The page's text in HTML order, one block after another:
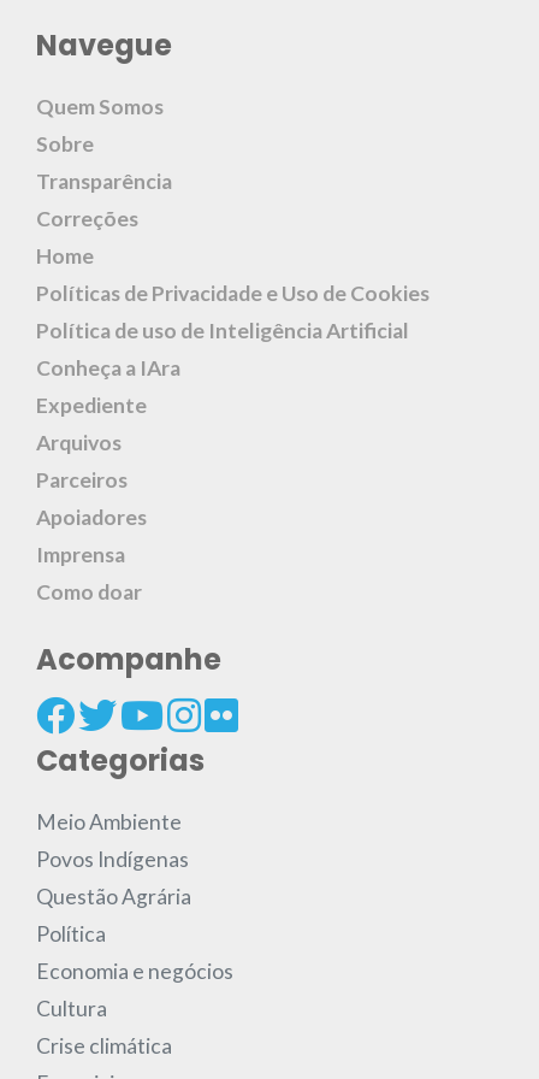
Navegue
Quem Somos
Sobre
Transparência
Correções
Home
Políticas de Privacidade e Uso de Cookies
Política de uso de Inteligência Artificial
Conheça a IAra
Expediente
Arquivos
Parceiros
Apoiadores
Imprensa
Como doar
Acompanhe
Categorias
Meio Ambiente
Povos Indígenas
Questão Agrária
Política
Economia e negócios
Cultura
Crise climática